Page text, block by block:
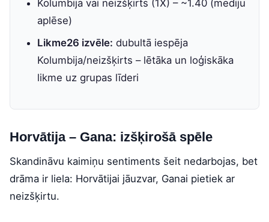
Kolumbija vai neizšķirts (1X) – ~1.40 (mediju
aplēse)
Likme26 izvēle: dubultā iespēja
Kolumbija/neizšķirts – lētāka un loģiskāka
likme uz grupas līderi
Horvātija – Gana: izšķirošā spēle
Skandināvu kaimiņu sentiments šeit nedarbojas, bet
drāma ir liela: Horvātijai jāuzvar, Ganai pietiek ar
neizšķirtu.